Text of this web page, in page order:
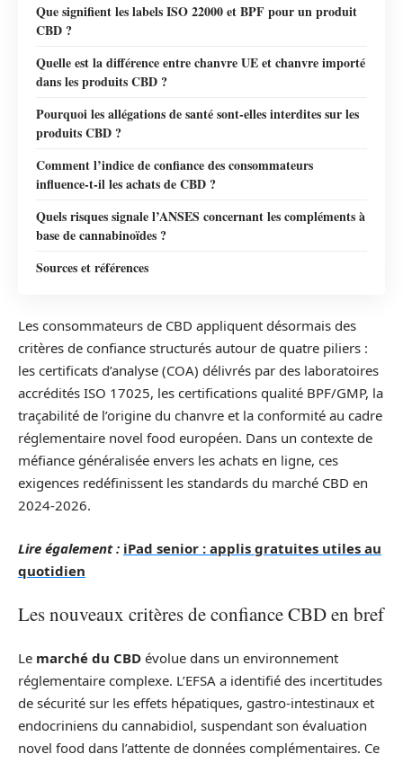
Que signifient les labels ISO 22000 et BPF pour un produit
CBD ?
Quelle est la différence entre chanvre UE et chanvre importé
dans les produits CBD ?
Pourquoi les allégations de santé sont-elles interdites sur les
produits CBD ?
Comment l’indice de confiance des consommateurs
influence-t-il les achats de CBD ?
Quels risques signale l’ANSES concernant les compléments à
base de cannabinoïdes ?
Sources et références
Les consommateurs de CBD appliquent désormais des
critères de confiance structurés autour de quatre piliers :
les certificats d’analyse (COA) délivrés par des laboratoires
accrédités ISO 17025, les certifications qualité BPF/GMP, la
traçabilité de l’origine du chanvre et la conformité au cadre
réglementaire novel food européen. Dans un contexte de
méfiance généralisée envers les achats en ligne, ces
exigences redéfinissent les standards du marché CBD en
2024-2026.
Lire également : iPad senior : applis gratuites utiles au
quotidien
Les nouveaux critères de confiance CBD en bref
Le marché du CBD évolue dans un environnement
réglementaire complexe. L’EFSA a identifié des incertitudes
de sécurité sur les effets hépatiques, gastro-intestinaux et
endocriniens du cannabidiol, suspendant son évaluation
novel food dans l’attente de données complémentaires. Ce